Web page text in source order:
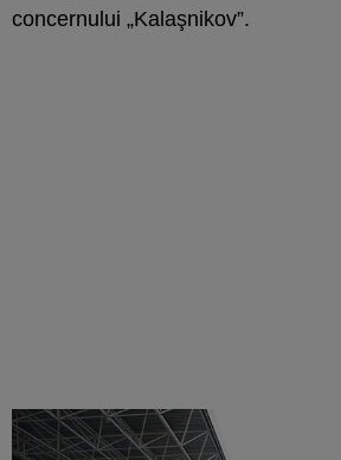
concernului „Kalaşnikov”.